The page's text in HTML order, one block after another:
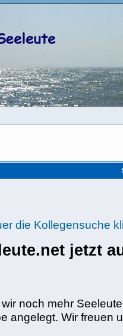
die Kollegensuche
jetzt
noch mehr
angelegt. Wir freuen